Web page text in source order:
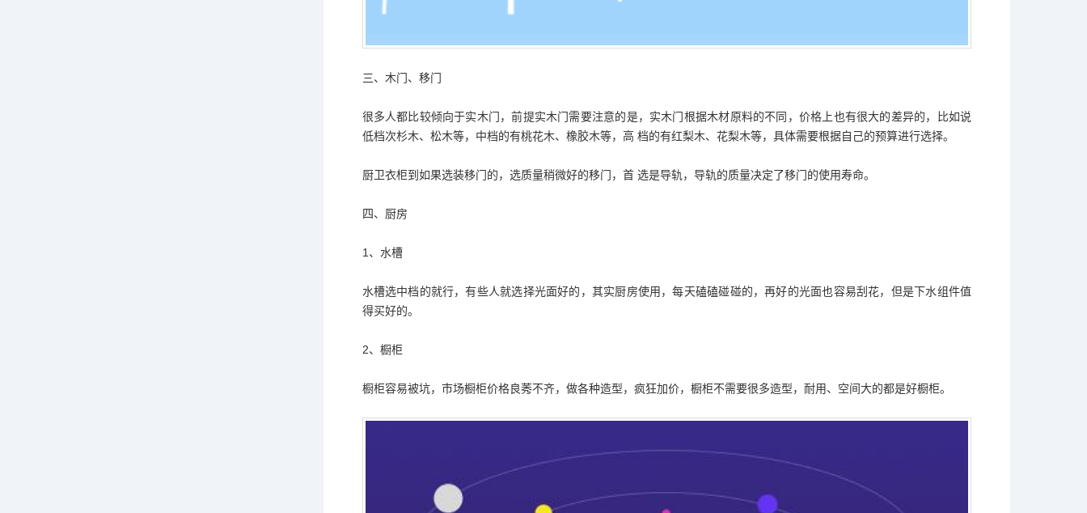
三、木门、移门
很多人都比较倾向于实木门，前提实木门需要注意的是，实木门根据木材原料的不同，价格上也有很大的差异的，比如说
低档次杉木、松木等，中档的有桃花木、橡胶木等，高 档的有红梨木、花梨木等，具体需要根据自己的预算进行选择。
厨卫衣柜到如果选装移门的，选质量稍微好的移门，首 选是导轨，导轨的质量决定了移门的使用寿命。
四、厨房
1、水槽
水槽选中档的就行，有些人就选择光面好的，其实厨房使用，每天磕磕碰碰的，再好的光面也容易刮花，但是下水组件值
得买好的。
2、橱柜
橱柜容易被坑，市场橱柜价格良莠不齐，做各种造型，疯狂加价，橱柜不需要很多造型，耐用、空间大的都是好橱柜。